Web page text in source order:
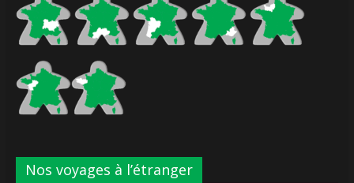
Nos voyages à l’étranger